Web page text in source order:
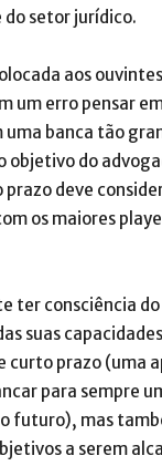
setor jurídico.
aos
um erro pensar
banca tão
objetivo do
deve
os maiores
ter consciência
suas
curto prazo (uma
para sempre
futuro), mas
a serem